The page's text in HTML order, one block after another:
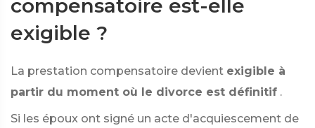
compensatoire est-elle
exigible ?
La prestation compensatoire devient exigible à
partir du moment où le divorce est définitif .
Si les époux ont signé un acte d'acquiescement de